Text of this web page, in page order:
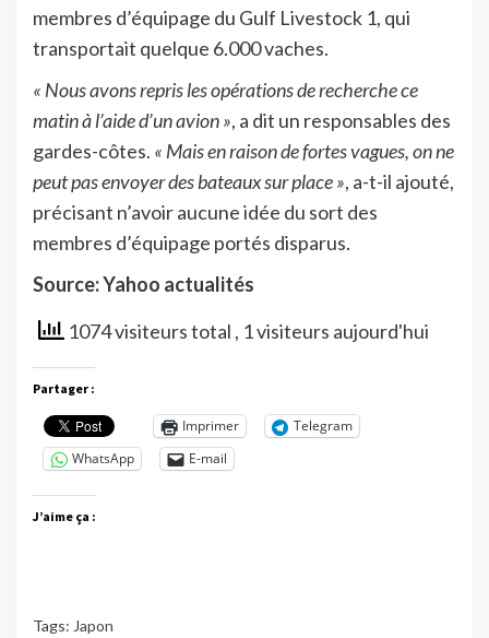
membres d’équipage du Gulf Livestock 1, qui
transportait quelque 6.000 vaches.
« Nous avons repris les opérations de recherche ce
matin à l’aide d’un avion », a dit un responsables des
gardes-côtes. « Mais en raison de fortes vagues, on ne
peut pas envoyer des bateaux sur place », a-t-il ajouté,
précisant n’avoir aucune idée du sort des
membres d’équipage portés disparus.
Source: Yahoo actualités
1074 visiteurs total , 1 visiteurs aujourd'hui
Partager :
Imprimer
Telegram
WhatsApp
E-mail
J’aime ça :
Tags: Japon